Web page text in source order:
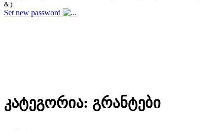
& ).
Set new password
კატეგორია: გრანტები